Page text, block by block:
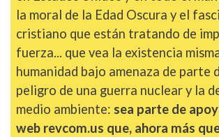
la moral de la Edad Oscura y el
cristiano que están tratando de
fuerza... que vea la existencia
humanidad bajo amenaza de parte
peligro de una guerra nuclear y la
medio ambiente: sea parte de
web revcom.us que, ahora más